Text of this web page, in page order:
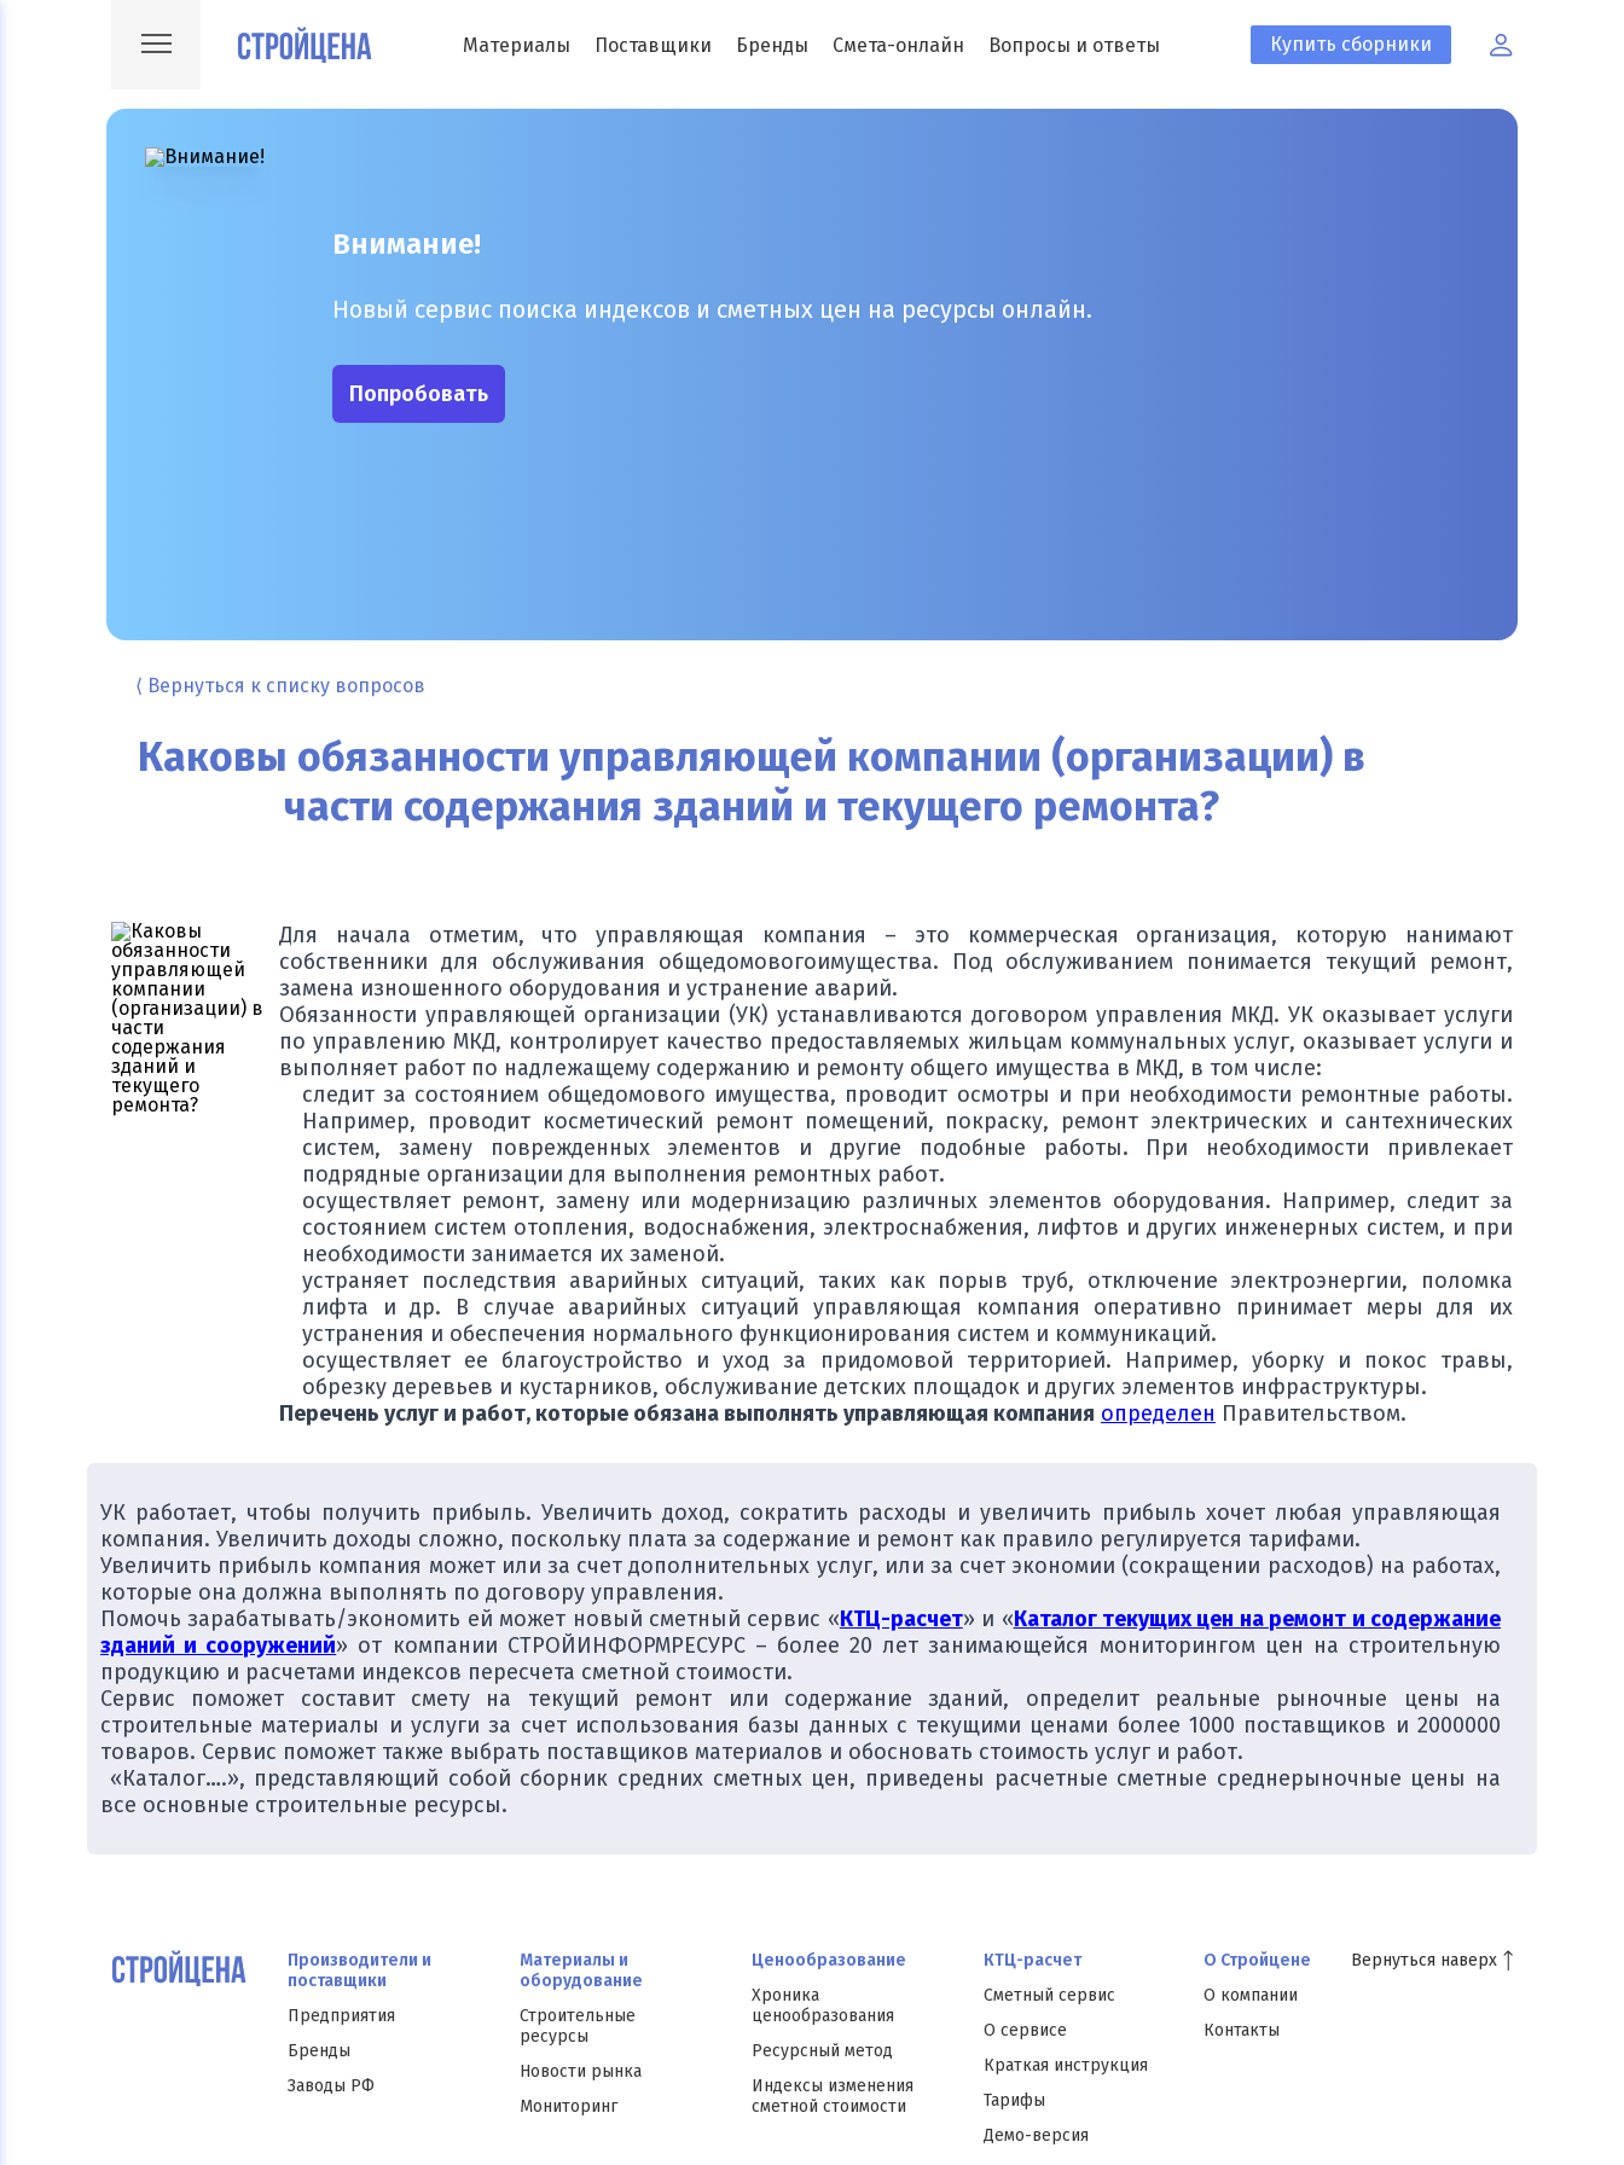
Материалы Поставщики Бренды Смета-онлайн Вопросы и ответы Купить сборники
Внимание!
Новый сервис поиска индексов и сметных цен на ресурсы онлайн.
Попробовать
⟨ Вернуться к списку вопросов
Каковы обязанности управляющей компании (организации) в
части содержания зданий и текущего ремонта?
Для начала отметим, что управляющая компания – это коммерческая организация, которую нанимают
собственники для обслуживания общедомовогоимущества. Под обслуживанием понимается текущий ремонт,
замена изношенного оборудования и устранение аварий.
Обязанности управляющей организации (УК) устанавливаются договором управления МКД. УК оказывает услуги
по управлению МКД, контролирует качество предоставляемых жильцам коммунальных услуг, оказывает услуги и
выполняет работ по надлежащему содержанию и ремонту общего имущества в МКД, в том числе:
следит за состоянием общедомового имущества, проводит осмотры и при необходимости ремонтные работы.
Например, проводит косметический ремонт помещений, покраску, ремонт электрических и сантехнических
систем, замену поврежденных элементов и другие подобные работы. При необходимости привлекает
подрядные организации для выполнения ремонтных работ.
осуществляет ремонт, замену или модернизацию различных элементов оборудования. Например, следит за
состоянием систем отопления, водоснабжения, электроснабжения, лифтов и других инженерных систем, и при
необходимости занимается их заменой.
устраняет последствия аварийных ситуаций, таких как порыв труб, отключение электроэнергии, поломка
лифта и др. В случае аварийных ситуаций управляющая компания оперативно принимает меры для их
устранения и обеспечения нормального функционирования систем и коммуникаций.
осуществляет ее благоустройство и уход за придомовой территорией. Например, уборку и покос травы,
обрезку деревьев и кустарников, обслуживание детских площадок и других элементов инфраструктуры.
Перечень услуг и работ, которые обязана выполнять управляющая компания определен Правительством.
УК работает, чтобы получить прибыль. Увеличить доход, сократить расходы и увеличить прибыль хочет любая управляющая
компания. Увеличить доходы сложно, поскольку плата за содержание и ремонт как правило регулируется тарифами.
Увеличить прибыль компания может или за счет дополнительных услуг, или за счет экономии (сокращении расходов) на работах,
которые она должна выполнять по договору управления.
Помочь зарабатывать/экономить ей может новый сметный сервис «КТЦ-расчет» и «Каталог текущих цен на ремонт и содержание
зданий и сооружений» от компании СТРОЙИНФОРМРЕСУРС – более 20 лет занимающейся мониторингом цен на строительную
продукцию и расчетами индексов пересчета сметной стоимости.
Сервис поможет составит смету на текущий ремонт или содержание зданий, определит реальные рыночные цены на
строительные материалы и услуги за счет использования базы данных с текущими ценами более 1000 поставщиков и 2000000
товаров. Сервис поможет также выбрать поставщиков материалов и обосновать стоимость услуг и работ.
«Каталог….», представляющий собой сборник средних сметных цен, приведены расчетные сметные среднерыночные цены на
все основные строительные ресурсы.
Производители и
поставщики
Предприятия
Бренды
Заводы РФ
Материалы и
оборудование
Строительные
ресурсы
Новости рынка
Мониторинг
Ценообразование
Хроника
ценообразования
Ресурсный метод
Индексы изменения
сметной стоимости
КТЦ-расчет
Сметный сервис
О сервисе
Краткая инструкция
Тарифы
Демо-версия
О Стройцене
О компании
Контакты
Вернуться наверх